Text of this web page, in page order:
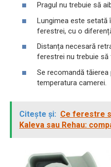
Pragul nu trebuie să
Lungimea este setată
ferestrei, cu o
Distanța necesară
ferestrei nu trebuie să
Se recomandă
temperatura camerei.
Citește și: Ce ferestre
Kaleva sau Rehau: